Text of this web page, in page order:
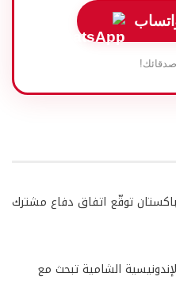
توقّع اتفاق دفاع مشترك
الشامية تبحث مع